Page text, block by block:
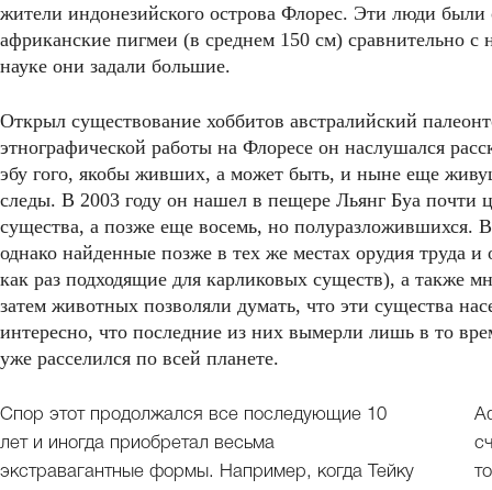
жители индонезийского острова Флорес. Эти люди были
африканские пигмеи (в среднем 150 см) сравнительно
науке они задали большие.
Открыл существование хоббитов австралийский
этнографической работы на Флоресе он наслушался
эбу гого, якобы живших, а может быть, и ныне еще
следы. В 2003 году он нашел в пещере Льянг Буа почти
существа, а позже еще восемь, но полуразложившихся.
однако найденные позже в тех же местах орудия труда
как раз подходящие для карликовых существ), а также
затем животных позволяли думать, что эти существа
интересно, что последние из них вымерли лишь в то
уже расселился по всей планете.
Спор этот продолжался все последующие 10
лет и иногда приобретал весьма
экстравагантные формы. Например, когда Тейку